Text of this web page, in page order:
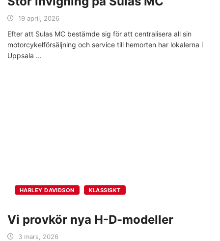
19 april, 2026
Efter att Sulas MC bestämde sig för att centralisera all sin
motorcykelförsäljning och service till hemorten har lokalerna i
Uppsala
HARLEY DAVIDSON KLASSISKT
Vi provkör nya H-D-modeller
3 mars, 2026